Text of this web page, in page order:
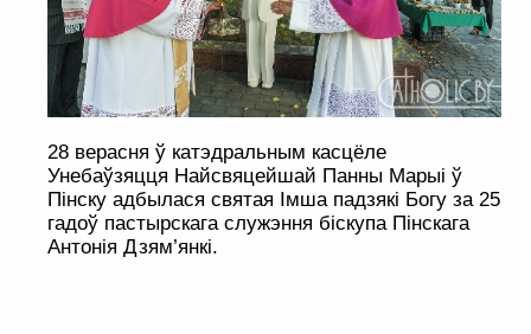
28 верасня ў катэдральным касцёле
Унебаўзяцця Найсвяцейшай Панны Марыі ў
Пінску адбылася святая Імша падзякі Богу за 25
гадоў пастырскага служэння біскупа Пінскага
Антонія Дзям’янкі.